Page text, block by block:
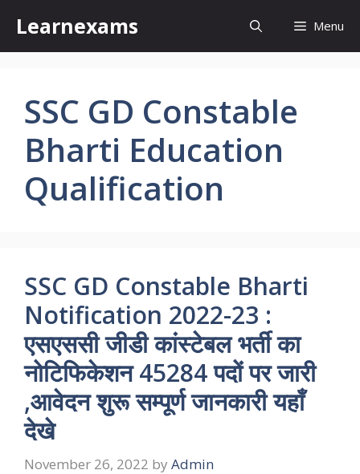
content
Learnexams Menu
SSC GD Constable
Bharti Education
Qualification
SSC GD Constable Bharti
Notification 2022-23 :
एसएससी जीडी कांस्टेबल भर्ती का
नोटिफिकेशन 45284 पदों पर जारी
,आवेदन शुरू सम्पूर्ण जानकारी यहाँ
देखे
November 26, 2022 by Admin